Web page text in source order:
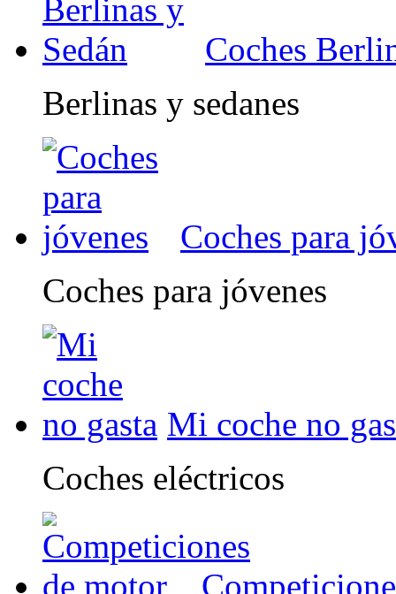
Coches
Berlinas y sedanes
Coches para
Coches para jóvenes
Mi coche no
Coches eléctricos